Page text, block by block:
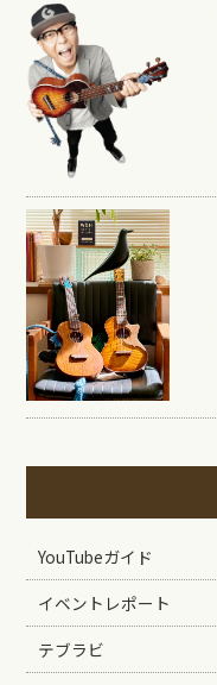
YouTubeガイド
イベントレポート
テブラビ